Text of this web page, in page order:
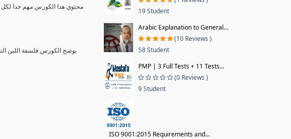
19 Student
Arabic Explanation to General...
(10 Reviews )
58 Student
PMP | 3 Full Tests + 11 Tests...
(0 Reviews )
9 Student
ISO 9001:2015 Requirements and...